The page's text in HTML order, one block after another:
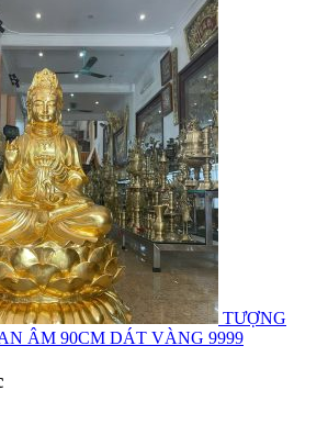
TƯỢNG
ÂM 90CM DÁT VÀNG 9999